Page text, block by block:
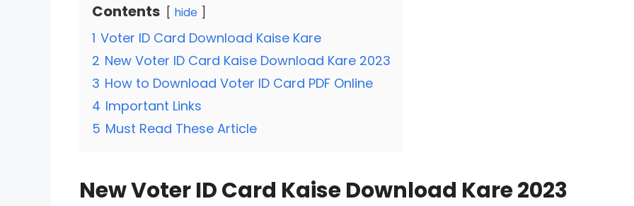
Contents hide
1 Voter ID Card Download Kaise Kare
2 New Voter ID Card Kaise Download Kare 2023
3 How to Download Voter ID Card PDF Online
4 Important Links
5 Must Read These Article
New Voter ID Card Kaise Download Kare 2023